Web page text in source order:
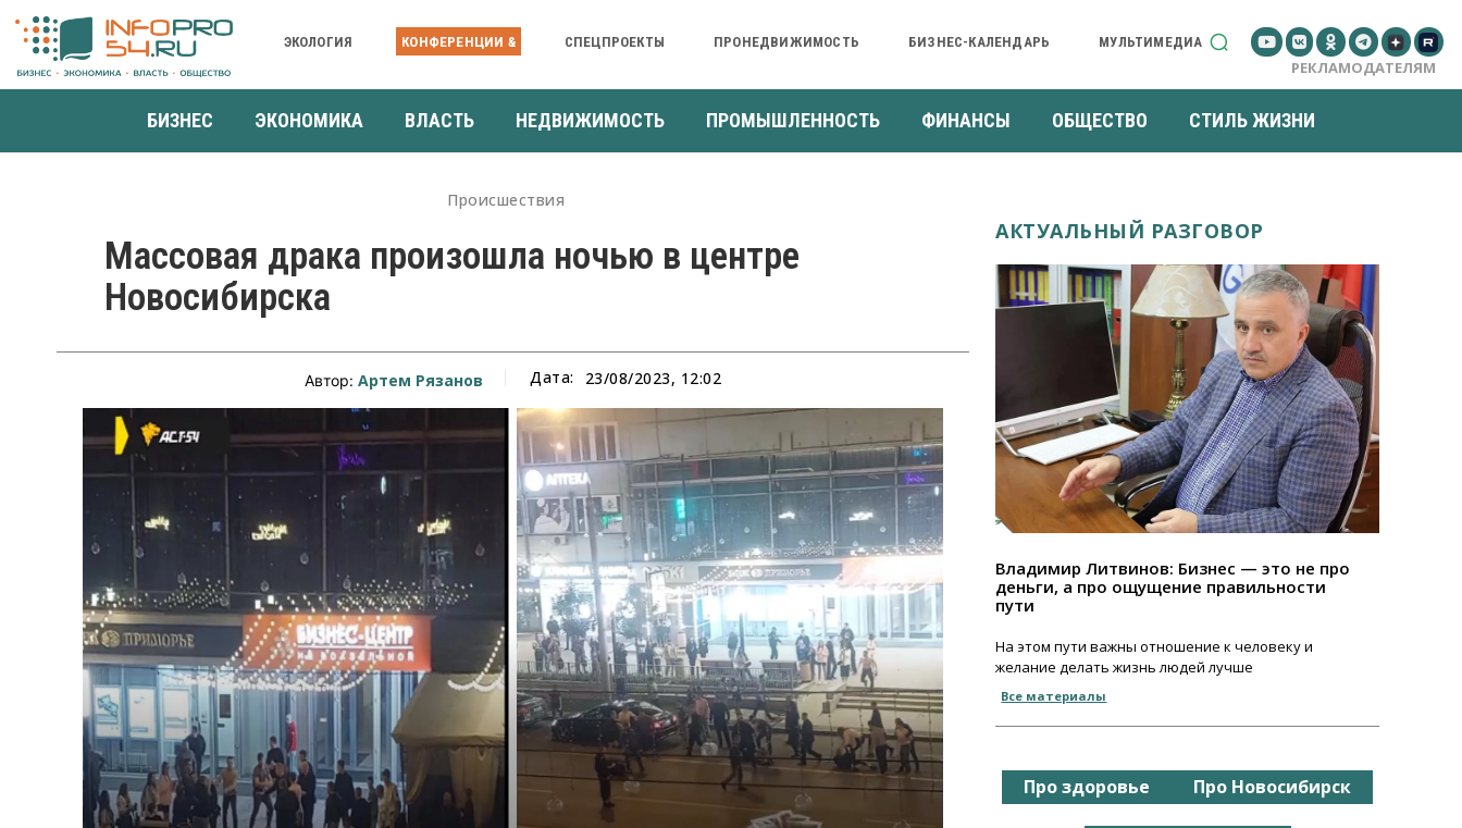
ЭКОЛОГИЯ КОНФЕРЕНЦИИ & СПЕЦПРОЕКТЫ ПРОНЕДВИЖИМОСТЬ БИЗНЕС-КАЛЕНДАРЬ МУЛЬТИМЕДИА
РЕКЛАМОДАТЕЛЯМ
БИЗНЕС ЭКОНОМИКА ВЛАСТЬ НЕДВИЖИМОСТЬ ПРОМЫШЛЕННОСТЬ ФИНАНСЫ ОБЩЕСТВО СТИЛЬ ЖИЗНИ
Происшествия
Массовая драка произошла ночью в центре
Новосибирска
Автор:Артем Рязанов Дата: 23/08/2023, 12:02
АКТУАЛЬНЫЙ РАЗГОВОР
Владимир Литвинов: Бизнес — это не про
деньги, а про ощущение правильности
пути
На этом пути важны отношение к человеку и
желание делать жизнь людей лучше
Все материалы
Про здоровье Про Новосибирск